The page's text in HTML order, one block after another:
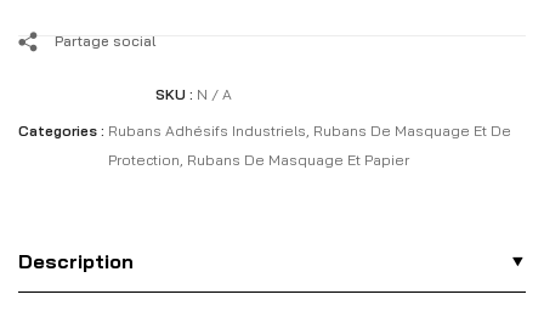
Partage social
SKU : N / A
Categories : Rubans Adhésifs Industriels, Rubans De Masquage Et De
Protection, Rubans De Masquage Et Papier
Description